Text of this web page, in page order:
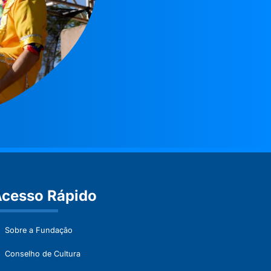
Rápido
Sobre a Fundação
Conselho de Cultura